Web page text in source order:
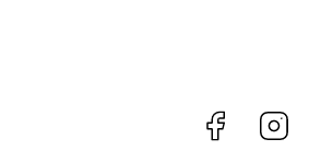
Facebook